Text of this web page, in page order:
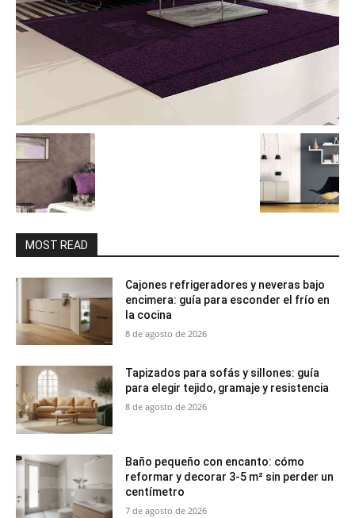
MOST READ
Cajones refrigeradores y neveras bajo
encimera: guía para esconder el frío en
la cocina
8 de agosto de 2026
Tapizados para sofás y sillones: guía
para elegir tejido, gramaje y resistencia
8 de agosto de 2026
Baño pequeño con encanto: cómo
reformar y decorar 3-5 m² sin perder un
centímetro
7 de agosto de 2026